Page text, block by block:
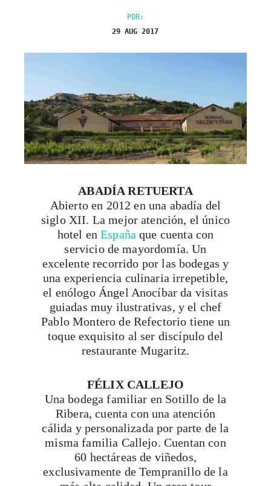
POR:
29 AUG 2017
ABADÍA RETUERTA
Abierto en 2012 en una abadía del
siglo XII. La mejor atención, el único
hotel enEspañaque cuenta con
servicio de mayordomía. Un
excelente recorrido por las bodegas y
una experiencia culinaria irrepetible,
el enólogo Ángel Anocíbar da visitas
guiadas muy ilustrativas, y el chef
Pablo Montero de Refectorio tiene un
toque exquisito al ser discípulo del
restaurante Mugaritz.
FÉLIX CALLEJO
Una bodega familiar en Sotillo de la
Ribera, cuenta con una atención
cálida y personalizada por parte de la
misma familia Callejo. Cuentan con
60 hectáreas de viñedos,
exclusivamente de Tempranillo de la